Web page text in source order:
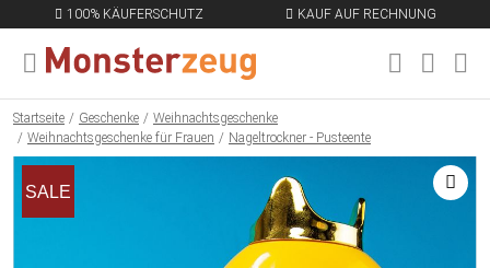
100% KÄUFERSCHUTZ KAUF AUF RECHNUNG
MENÜ SCHLIESSEN
Startseite Geschenke
Weihnachtsgeschenke
Weihnachtsgeschenke für Frauen
Nageltrockner - Pusteente
SALE